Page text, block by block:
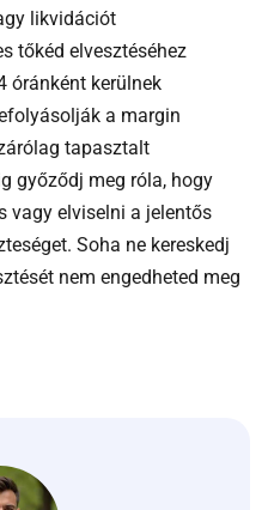
likvidációt
tőkéd elvesztéséhez
óránként kerülnek
a margin
tapasztalt
győződj meg róla, hogy
vagy elviselni a jelentős
Soha ne kereskedj
nem engedheted meg